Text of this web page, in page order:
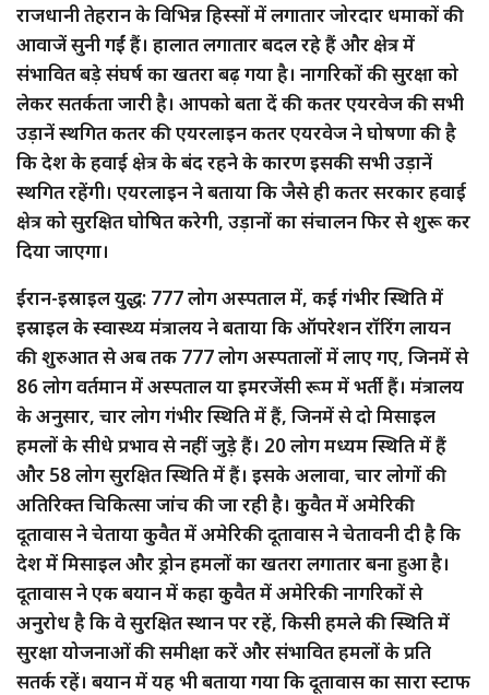
राजधानी तेहरान के विभिन्न हिस्सों में लगातार जोरदार धमाकों की
आवाजें सुनी गईं हैं। हालात लगातार बदल रहे हैं और क्षेत्र में
संभावित बड़े संघर्ष का खतरा बढ़ गया है। नागरिकों की सुरक्षा को
लेकर सतर्कता जारी है। आपको बता दें की कतर एयरवेज की सभी
उड़ानें स्थगित कतर की एयरलाइन कतर एयरवेज ने घोषणा की है
कि देश के हवाई क्षेत्र के बंद रहने के कारण इसकी सभी उड़ानें
स्थगित रहेंगी। एयरलाइन ने बताया कि जैसे ही कतर सरकार हवाई
क्षेत्र को सुरक्षित घोषित करेगी, उड़ानों का संचालन फिर से शुरू कर
दिया जाएगा।
ईरान-इस्राइल युद्ध: 777 लोग अस्पताल में, कई गंभीर स्थिति में
इस्राइल के स्वास्थ्य मंत्रालय ने बताया कि ऑपरेशन रॉरिंग लायन
की शुरुआत से अब तक 777 लोग अस्पतालों में लाए गए, जिनमें से
86 लोग वर्तमान में अस्पताल या इमरजेंसी रूम में भर्ती हैं। मंत्रालय
के अनुसार, चार लोग गंभीर स्थिति में हैं, जिनमें से दो मिसाइल
हमलों के सीधे प्रभाव से नहीं जुड़े हैं। 20 लोग मध्यम स्थिति में हैं
और 58 लोग सुरक्षित स्थिति में हैं। इसके अलावा, चार लोगों की
अतिरिक्त चिकित्सा जांच की जा रही है। कुवैत में अमेरिकी
दूतावास ने चेताया कुवैत में अमेरिकी दूतावास ने चेतावनी दी है कि
देश में मिसाइल और ड्रोन हमलों का खतरा लगातार बना हुआ है।
दूतावास ने एक बयान में कहा कुवैत में अमेरिकी नागरिकों से
अनुरोध है कि वे सुरक्षित स्थान पर रहें, किसी हमले की स्थिति में
सुरक्षा योजनाओं की समीक्षा करें और संभावित हमलों के प्रति
सतर्क रहें। बयान में यह भी बताया गया कि दूतावास का सारा स्टाफ